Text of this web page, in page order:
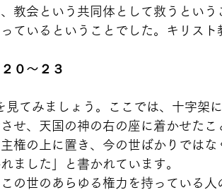
教会という共同体として救うとい
ているということでした。キリスト
０～２３
てみましょう。ここでは、十字架
せ、天国の神の右の座に着かせたこ
権の上に置き、今の世ばかりでは
ました」と書かれています。
の世のあらゆる権力を持っている人